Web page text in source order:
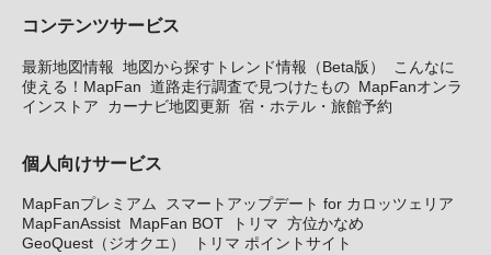
コンテンツサービス
最新地図情報 地図から探すトレンド情報（Beta版）
こんなに
使える！MapFan 道路走行調査で見つけたもの MapFanオンラ
インストア
カーナビ地図更新 宿・ホテル・旅館予約
個人向けサービス
MapFanプレミアム
スマートアップデート for カロッツェリア
MapFanAssist MapFan BOT トリマ 方位かなめ
GeoQuest（ジオクエ）
トリマ ポイントサイト